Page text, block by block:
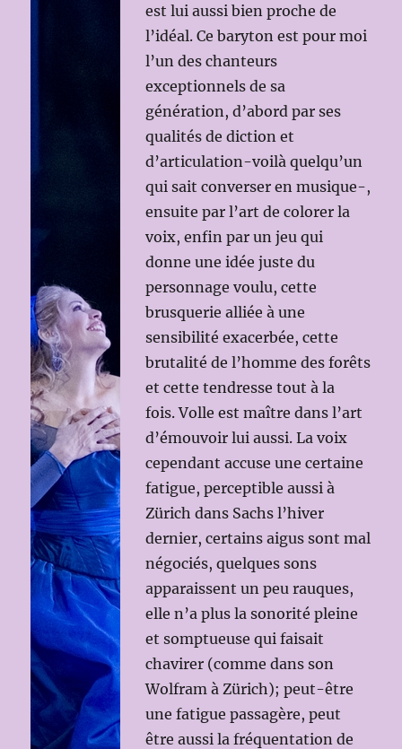
est lui aussi bien proche de
l’idéal. Ce baryton est pour moi
l’un des chanteurs
exceptionnels de sa
génération, d’abord par ses
qualités de diction et
d’articulation-voilà quelqu’un
qui sait converser en musique-,
ensuite par l’art de colorer la
voix, enfin par un jeu qui
donne une idée juste du
personnage voulu, cette
brusquerie alliée à une
sensibilité exacerbée, cette
brutalité de l’homme des forêts
et cette tendresse tout à la
fois. Volle est maître dans l’art
d’émouvoir lui aussi. La voix
cependant accuse une certaine
fatigue, perceptible aussi à
Zürich dans Sachs l’hiver
dernier, certains aigus sont mal
négociés, quelques sons
apparaissent un peu rauques,
elle n’a plus la sonorité pleine
et somptueuse qui faisait
chavirer (comme dans son
Wolfram à Zürich); peut-être
une fatigue passagère, peut
être aussi la fréquentation de